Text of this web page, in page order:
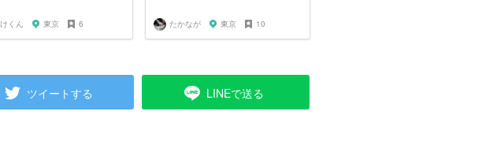
くん 東京 6 たかなが 東京 10
ツイートする LINEで送る